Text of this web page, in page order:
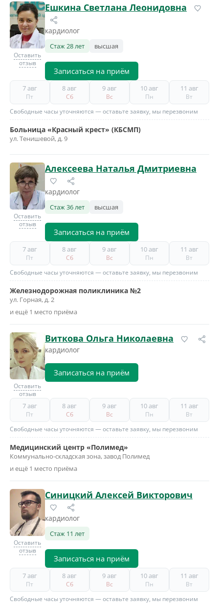
Оставить
отзыв
Ешкина Светлана Леонидовна
кардиолог
Стаж 28 лет высшая
Записаться на приём
7 авг
Пт
8 авг
Сб
9 авг
Вс
10 авг
Пн
11 авг
Вт
Свободные часы уточняются — оставьте заявку, мы перезвоним
Больница «Красный крест» (КБСМП)
ул. Тенишевой, д. 9
Оставить
отзыв
Алексеева Наталья Дмитриевна
кардиолог
Стаж 36 лет высшая
Записаться на приём
7 авг
Пт
8 авг
Сб
9 авг
Вс
10 авг
Пн
11 авг
Вт
Свободные часы уточняются — оставьте заявку, мы перезвоним
Железнодорожная поликлиника №2
ул. Горная, д. 2
и ещё 1 место приёма
Оставить
отзыв
Виткова Ольга Николаевна
кардиолог
Записаться на приём
7 авг
Пт
8 авг
Сб
9 авг
Вс
10 авг
Пн
11 авг
Вт
Свободные часы уточняются — оставьте заявку, мы перезвоним
Медицинский центр «Полимед»
Коммунально-складская зона, завод Полимед
и ещё 1 место приёма
Оставить
отзыв
Синицкий Алексей Викторович
кардиолог
Стаж 11 лет
Записаться на приём
7 авг
Пт
8 авг
Сб
9 авг
Вс
10 авг
Пн
11 авг
Вт
Свободные часы уточняются — оставьте заявку, мы перезвоним